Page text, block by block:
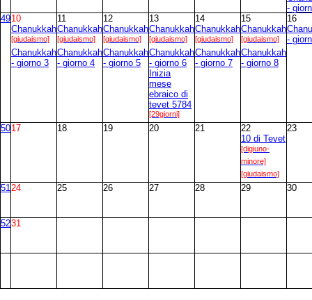
-
4910
Chanukkah
[giudaismo]
Chanukkah
- giorno 3
11
Chanukkah
[giudaismo]
Chanukkah
- giorno 4
12
Chanukkah
[giudaismo]
Chanukkah
- giorno 5
13
Chanukkah
[giudaismo]
Chanukkah
- giorno 6
Inizia
mese
ebraico di
tevet 5784
[29giorni]
14
Chanukkah
[giudaismo]
Chanukkah
- giorno 7
15
Chanukkah
[giudaismo]
Chanukkah
- giorno 8
16
-
5017 18 19 20 21
22
10 di Tevet
[digiuno-
minore]
[giudaismo]
23
5124 25 26 27 28 29 30
5231